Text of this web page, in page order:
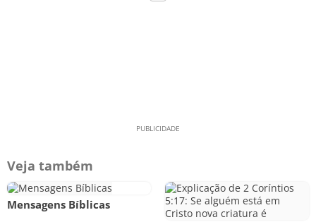
Veja também
Mensagens Bíblicas